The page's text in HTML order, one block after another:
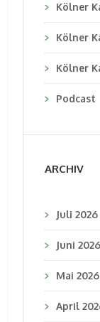
Kölner
Kölner
Kölner
Podcast
ARCHIV
Juli 2026
Juni 2026
Mai 2026
April